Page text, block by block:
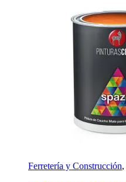
Ferretería y Construcción,